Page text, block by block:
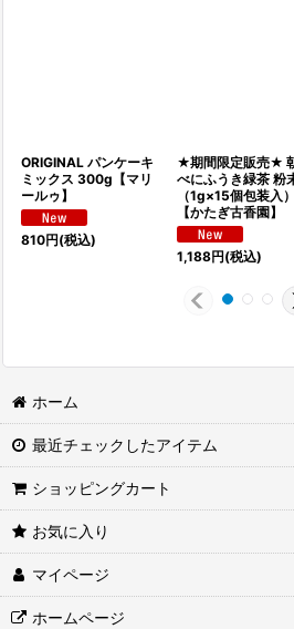
ORIGINAL パンケーキ
ミックス 300g【マリ
ールゥ】
810円(税込)
★期間限定販売★
べにふうき緑茶 粉
（1g×15個包装入）
【かたぎ古香園】
1,188円(税込)
ホーム
最近チェックしたアイテム
ショッピングカート
お気に入り
マイページ
ホームページ